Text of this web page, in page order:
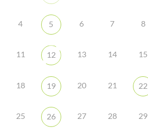
4 5 6 7 8
11 12 13 14 15
18 19 20 21 22
25 26 27 28 29